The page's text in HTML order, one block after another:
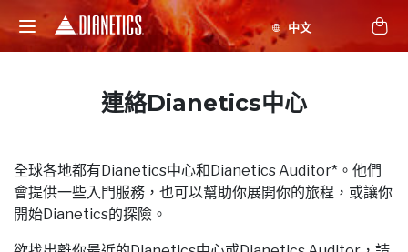
連絡Dianetics中心
全球各地都有Dianetics中心和Dianetics Auditor*。他們
會提供一些入門服務，也可以幫助你展開你的旅程，或讓你
開始Dianetics的探險。